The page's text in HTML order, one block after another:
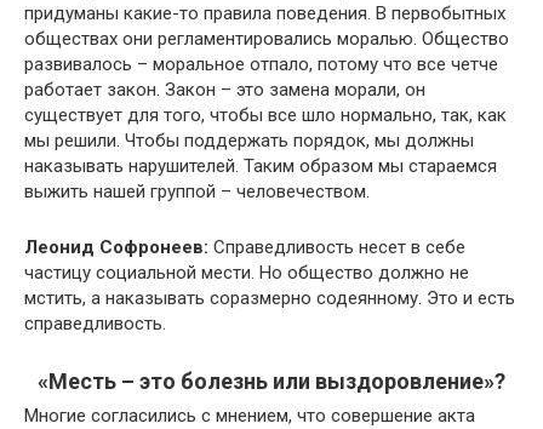
придуманы какие-то правила поведения. В первобытных
обществах они регламентировались моралью. Общество
развивалось – моральное отпало, потому что все четче
работает закон. Закон – это замена морали, он
существует для того, чтобы все шло нормально, так, как
мы решили. Чтобы поддержать порядок, мы должны
наказывать нарушителей. Таким образом мы стараемся
выжить нашей группой – человечеством.
Леонид Софронеев: Справедливость несет в себе
частицу социальной мести. Но общество должно не
мстить, а наказывать соразмерно содеянному. Это и есть
справедливость.
«Месть – это болезнь или выздоровление»?
Многие согласились с мнением, что совершение акта